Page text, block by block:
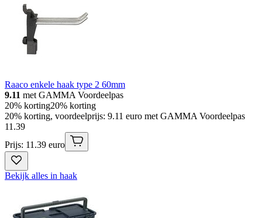
Raaco enkele haak type 2 60mm
9.11 met GAMMA Voordeelpas
20% korting20% korting
20% korting, voordeelprijs: 9.11 euro met GAMMA Voordeelpas
11 .39
Prijs: 11.39 euro
Bekijk alles in haak